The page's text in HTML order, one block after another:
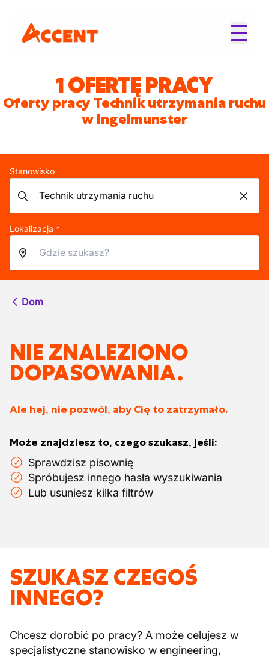
1 OFERTĘ PRACY
Oferty pracy Technik utrzymania ruchu
w Ingelmunster
Stanowisko
Lokalizacja *
Dom
NIE ZNALEZIONO
DOPASOWANIA.
Ale hej, nie pozwól, aby Cię to zatrzymało.
Może znajdziesz to, czego szukasz, jeśli:
Sprawdzisz pisownię
Spróbujesz innego hasła wyszukiwania
Lub usuniesz kilka filtrów
SZUKASZ CZEGOŚ
INNEGO?
Chcesz dorobić po pracy? A może celujesz w
specjalistyczne stanowisko w engineering,